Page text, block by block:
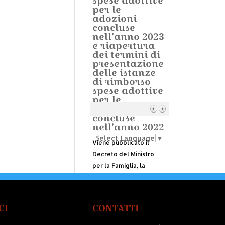
per le
adozioni
concluse
nell’anno 2023
e riapertura
dei termini di
presentazione
delle istanze
di rimborso
spese adottive
per le
concluse
nell’anno 2022
Viene pubblicato il
Decreto del Ministro
per la Famiglia, la
alla registrazione della
Select Language ▼
CONTATTI